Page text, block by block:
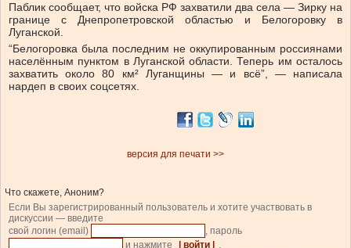
Паблик сообщает, что войска РФ захватили два села — Зирку на
границе с Днепропетровской областью и Белогоровку в
Луганской.
“Белогоровка была последним не оккупированным россиянами
населённым пунктом в Луганской области. Теперь им осталось
захватить около 80 км² Луганщины — и всё”, — написала
нардеп в своих соцсетях.
версия для печати >>
Что скажете, Аноним?
Если Вы зарегистрированный пользователь и хотите участвовать в
дискуссии — введите
свой логин (email)
, пароль
и нажмите
| войти |
.